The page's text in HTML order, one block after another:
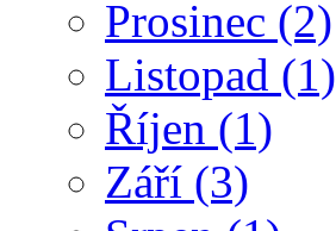
Prosinec (2)
Listopad (1)
Říjen (1)
Září (3)